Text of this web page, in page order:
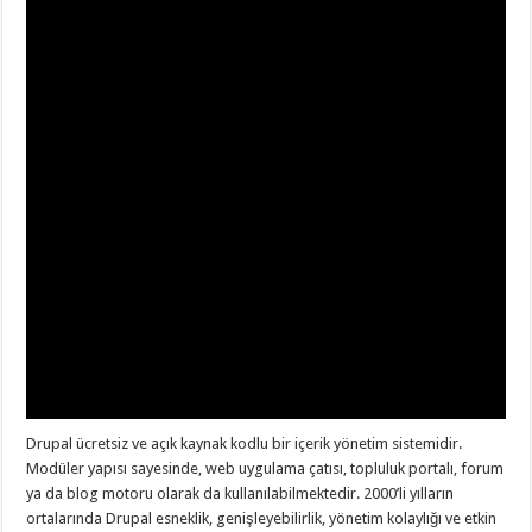
Drupal ücretsiz ve açık kaynak kodlu bir içerik yönetim sistemidir.
Modüler yapısı sayesinde, web uygulama çatısı, topluluk portalı, forum
ya da blog motoru olarak da kullanılabilmektedir. 2000’li yılların
ortalarında Drupal esneklik, genişleyebilirlik, yönetim kolaylığı ve etkin